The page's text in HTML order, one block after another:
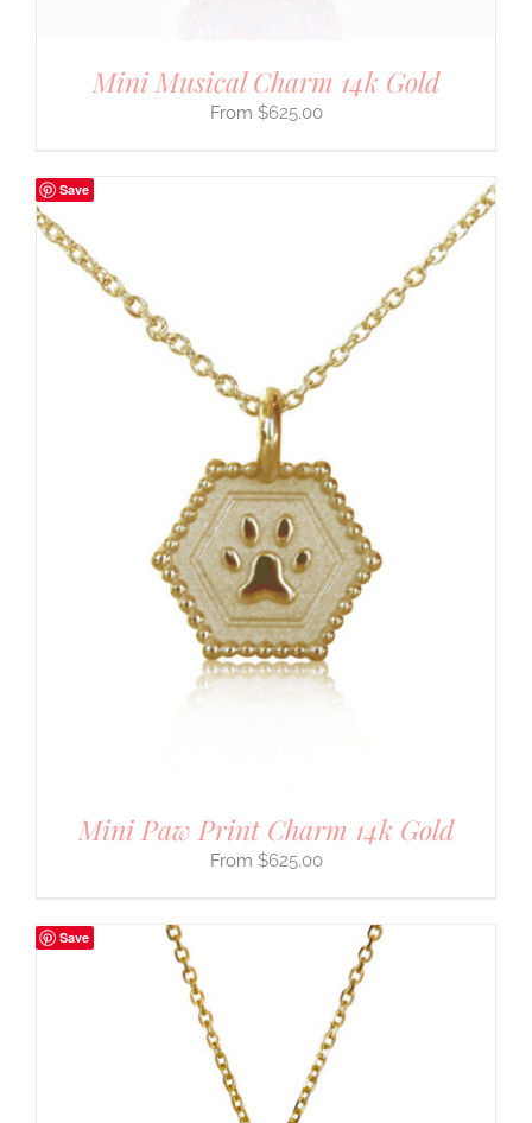
Mini Musical Charm 14k Gold
$625.00
Save
Mini Paw Print Charm 14k Gold
$625.00
Save